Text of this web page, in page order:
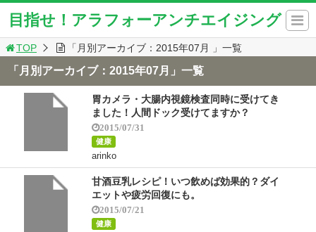
目指せ！アラフォーアンチエイジング
TOP 「月別アーカイブ：2015年07月 」一覧
「月別アーカイブ：2015年07月」一覧
胃カメラ・大腸内視鏡検査同時に受けてき
ました！人間ドック受けてますか？
2015/07/31
健康
arinko
甘酒豆乳レシピ！いつ飲めば効果的？ダイ
エットや疲労回復にも。
2015/07/21
健康